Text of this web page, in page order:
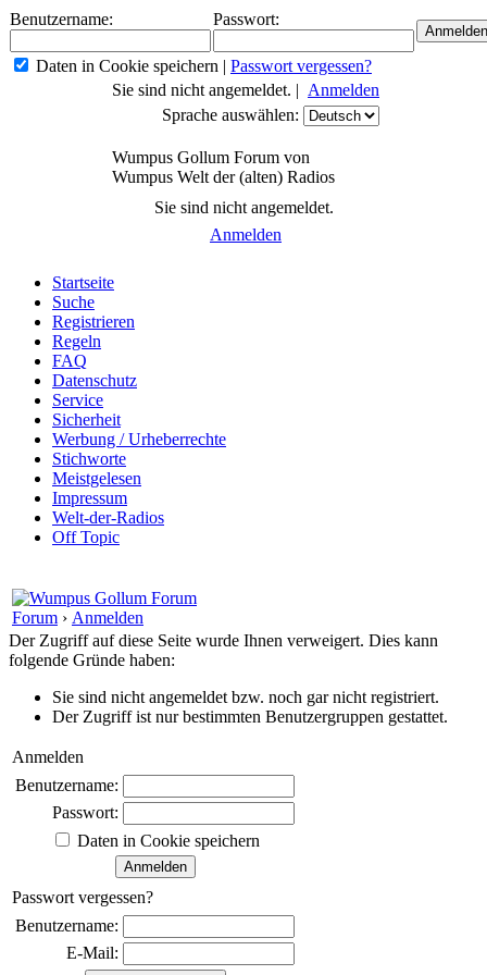
Benutzername: Passwort:
Daten in Cookie speichern | Passwort vergessen?
Sie sind nicht angemeldet. | Anmelden
Sprache auswählen:
Wumpus Gollum Forum von
Wumpus Welt der (alten) Radios
Sie sind nicht angemeldet.
Anmelden
Startseite
Suche
Registrieren
Regeln
FAQ
Datenschutz
Service
Sicherheit
Werbung / Urheberrechte
Stichworte
Meistgelesen
Impressum
Welt-der-Radios
Off Topic
Forum › Anmelden
Der Zugriff auf diese Seite wurde Ihnen verweigert. Dies kann
folgende Gründe haben:
Sie sind nicht angemeldet bzw. noch gar nicht registriert.
Der Zugriff ist nur bestimmten Benutzergruppen gestattet.
Anmelden
Benutzername:
Passwort:
Daten in Cookie speichern
Passwort vergessen?
Benutzername:
E-Mail: